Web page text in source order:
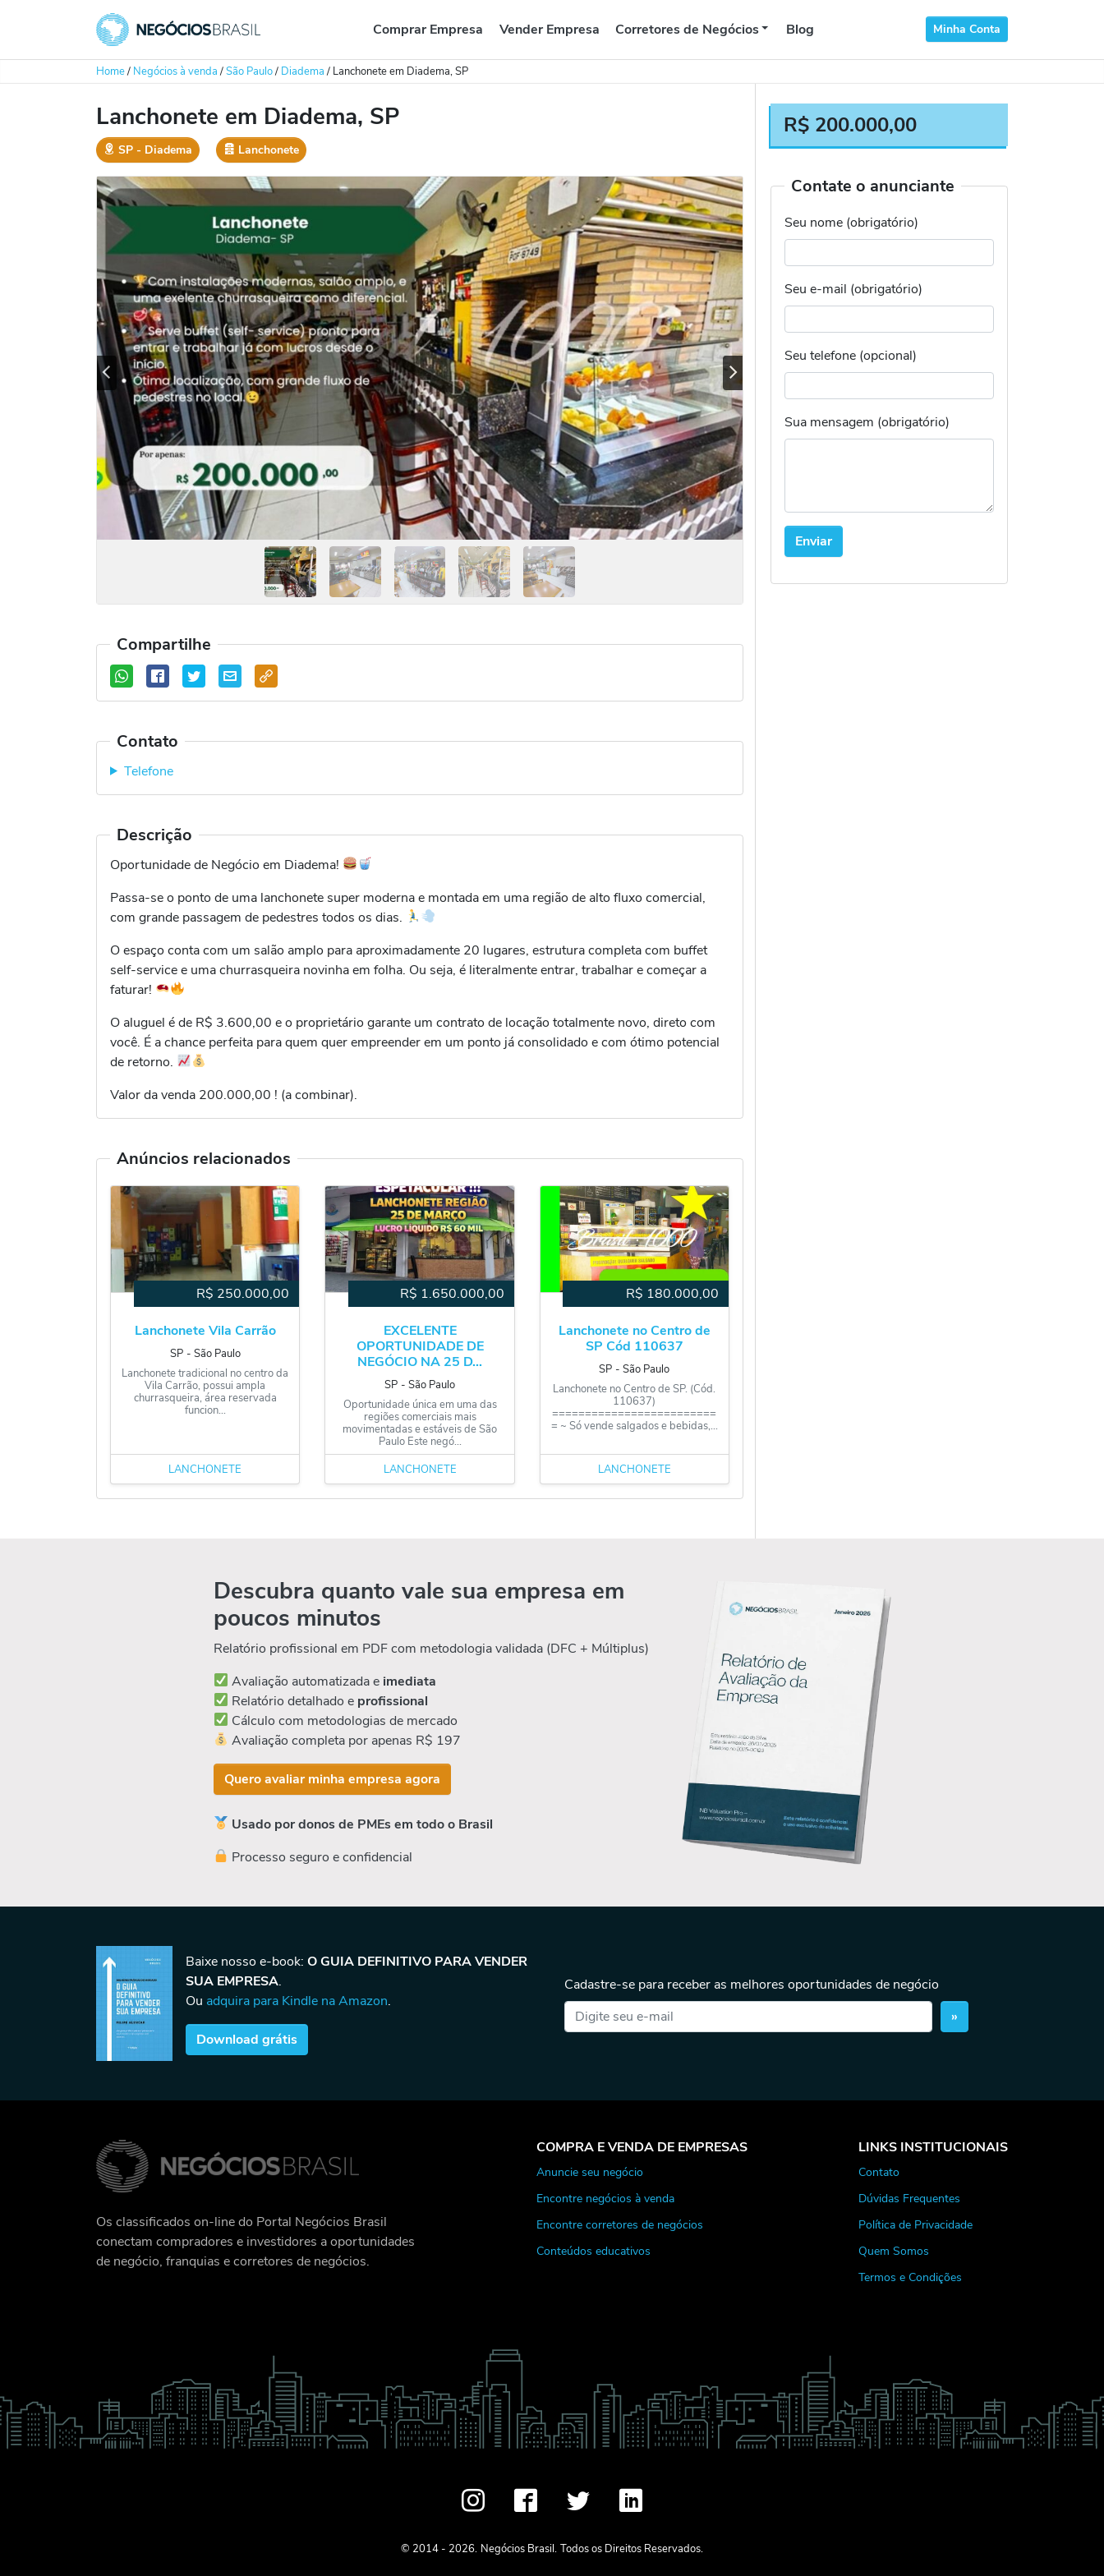
Comprar Empresa Vender Empresa Corretores de Negócios Blog Minha Conta
Home/ Negócios à venda/São Paulo/ Diadema/ Lanchonete em Diadema, SP
Lanchonete em Diadema, SP
SP ‐ Diadema Lanchonete
Previous Seguinte
Compartilhe
Contato
Telefone
Descrição
Oportunidade de Negócio em Diadema!
Passa-se o ponto de uma lanchonete super moderna e montada em uma região de alto fluxo comercial,
com grande passagem de pedestres todos os dias.
O espaço conta com um salão amplo para aproximadamente 20 lugares, estrutura completa com buffet
self-service e uma churrasqueira novinha em folha. Ou seja, é literalmente entrar, trabalhar e começar a
faturar!
O aluguel é de R$ 3.600,00 e o proprietário garante um contrato de locação totalmente novo, direto com
você. É a chance perfeita para quem quer empreender em um ponto já consolidado e com ótimo potencial
de retorno.
Valor da venda 200.000,00 ! (a combinar).
Anúncios relacionados
R$ 250.000,00
Lanchonete Vila Carrão
SP ‐ São Paulo
Lanchonete tradicional no centro da
Vila Carrão, possui ampla
churrasqueira, área reservada
funcion...
LANCHONETE
R$ 1.650.000,00
EXCELENTE
OPORTUNIDADE DE
NEGÓCIO NA 25 D...
SP ‐São Paulo
Oportunidade única em uma das
regiões comerciais mais
movimentadas e estáveis de São
Paulo Este negó...
LANCHONETE
R$ 180.000,00
Lanchonete no Centro de
SP Cód 110637
SP ‐São Paulo
Lanchonete no Centro de SP. (Cód.
110637)
=========================
= ~ Só vende salgados e bebidas,...
LANCHONETE
R$ 200.000,00
Contate o anunciante
Seu nome (obrigatório)
Seu e-mail (obrigatório)
Seu telefone (opcional)
Sua mensagem (obrigatório)
Descubra quanto vale sua empresa em
poucos minutos
Relatório profissional em PDF com metodologia validada (DFC + Múltiplus)
Avaliação automatizada e imediata
Relatório detalhado e profissional
Cálculo com metodologias de mercado
Avaliação completa por apenas R$ 197
Quero avaliar minha empresa agora
Usado por donos de PMEs em todo o Brasil
Processo seguro e confidencial
Baixe nosso e-book: O GUIA DEFINITIVO PARA VENDER
SUA EMPRESA.
Ou adquira para Kindle na Amazon.
Download grátis
Cadastre-se para receber as melhores oportunidades de negócio
»
Os classificados on-line do Portal Negócios Brasil
conectam compradores e investidores a oportunidades
de negócio, franquias e corretores de negócios.
COMPRA E VENDA DE EMPRESAS
Anuncie seu negócio
Encontre negócios à venda
Encontre corretores de negócios
Conteúdos educativos
LINKS INSTITUCIONAIS
Contato
Dúvidas Frequentes
Política de Privacidade
Quem Somos
Termos e Condições
© 2014 - 2026. Negócios Brasil. Todos os Direitos Reservados.